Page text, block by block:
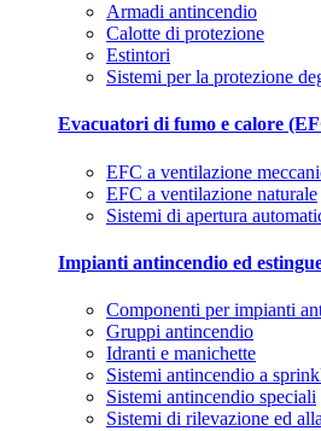
Armadi antincendio
Calotte di protezione
Estintori
Sistemi per la protezione
Evacuatori di fumo e calore
EFC a ventilazione
EFC a ventilazione naturale
Sistemi di apertura
Impianti antincendio ed
Componenti per impianti
Gruppi antincendio
Idranti e manichette
Sistemi antincendio a
Sistemi antincendio speciali
Sistemi di rilevazione ed